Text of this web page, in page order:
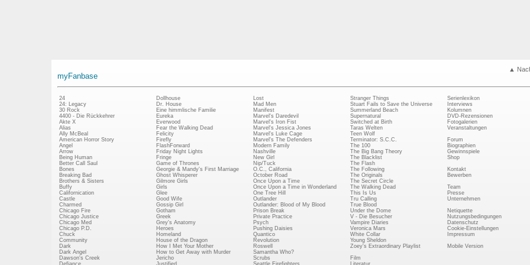
▲
myFanbase
24
24: Legacy
30 Rock
4400 - Die Rückkehrer
Akte X
Alias
Ally McBeal
American Horror Story
Angel
Arrow
Being Human
Better Call Saul
Bones
Breaking Bad
Brothers & Sisters
Buffy
Californication
Castle
Charmed
Chicago Fire
Chicago Justice
Chicago Med
Chicago P.D.
Chuck
Community
Dark
Dark Angel
Dawson's Creek
Dollhouse
Dr. House
Eine himmlische Familie
Eureka
Everwood
Fear the Walking Dead
Felicity
Firefly
FlashForward
Friday Night Lights
Fringe
Game of Thrones
Georgie & Mandy's First Marriage
Ghost Whisperer
Gilmore Girls
Girls
Glee
Good Wife
Gossip Girl
Gotham
Greek
Grey's Anatomy
Heroes
Homeland
House of the Dragon
How I Met Your Mother
How to Get Away with Murder
Jericho
Lost
Mad Men
Manifest
Marvel's Daredevil
Marvel's Iron Fist
Marvel's Jessica Jones
Marvel's Luke Cage
Marvel's The Defenders
Modern Family
Nashville
New Girl
Nip/Tuck
O.C., California
October Road
Once Upon a Time
Once Upon a Time in Wonderland
One Tree Hill
Outlander
Outlander: Blood of My Blood
Prison Break
Private Practice
Psych
Pushing Daisies
Quantico
Revolution
Roswell
Samantha Who?
Scrubs
Stranger Things
Stuart Fails to Save the Universe
Summerland Beach
Supernatural
Switched at Birth
Taras Welten
Teen Wolf
Terminator: S.C.C.
The 100
The Big Bang Theory
The Blacklist
The Flash
The Following
The Originals
The Secret Circle
The Walking Dead
This Is Us
Tru Calling
True Blood
Under the Dome
V - Die Besucher
Vampire Diaries
Veronica Mars
White Collar
Young Sheldon
Zoey's Extraordinary Playlist
Film
Serienlexikon
Interviews
Kolumnen
DVD-Rezensionen
Fotogalerien
Veranstaltungen
Forum
Biographien
Gewinnspiele
Shop
Kontakt
Bewerben
Team
Presse
Unternehmen
Netiquette
Nutzungsbedingungen
Datenschutz
Cookie-Einstellungen
Impressum
Mobile Version